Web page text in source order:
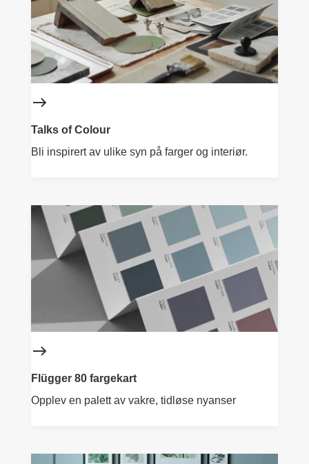
Talks of Colour
Bli inspirert av ulike syn på farger og interiør.
Flügger 80 fargekart
Opplev en palett av vakre, tidløse nyanser